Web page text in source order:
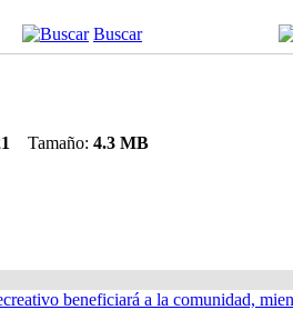
Buscar
Tamaño: 4.3 MB
beneficiará a la comunidad,